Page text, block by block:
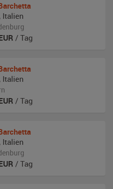
, Italien
/ Tag
, Italien
/ Tag
, Italien
/ Tag